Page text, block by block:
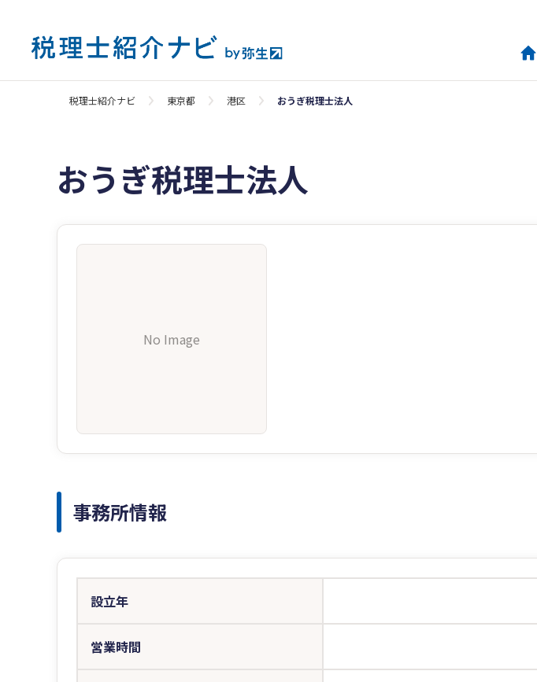
税理士紹介ナビ 東京都 港区 おうぎ税理士法人
おうぎ税理士法人
No Image
事務所情報
設立年
営業時間